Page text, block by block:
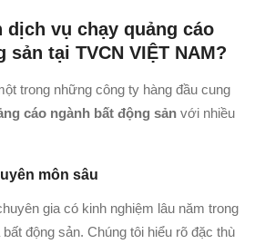
dịch vụ chạy quảng cáo
sản tại TVCN VIỆT NAM?
trong những công ty hàng đầu cung
cáo ngành bất động sản với nhiều
môn sâu
gia có kinh nghiệm lâu năm trong
động sản. Chúng tôi hiểu rõ đặc thù